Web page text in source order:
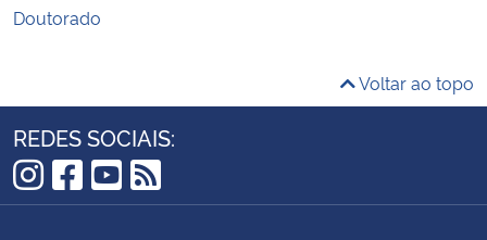
Doutorado
Voltar ao topo
REDES SOCIAIS:
Instagram
Facebook
YouTube
RSS